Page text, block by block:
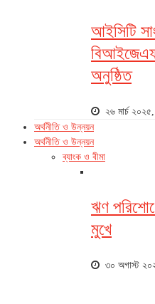
আইসিটি
অনুষ্ঠিত
২৬ মার্চ
অর্থনীতি ও উন্নয়ন
অর্থনীতি ও উন্নয়ন
ব্যাংক ও বীমা
ঋণ
মুখে
৩০ অগাস্ট